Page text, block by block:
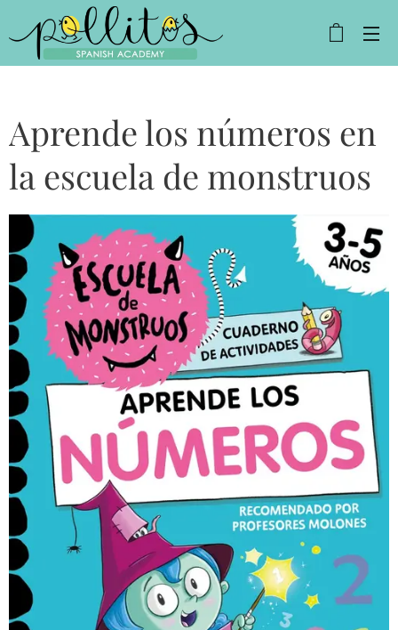
Aprende los números en
la escuela de monstruos